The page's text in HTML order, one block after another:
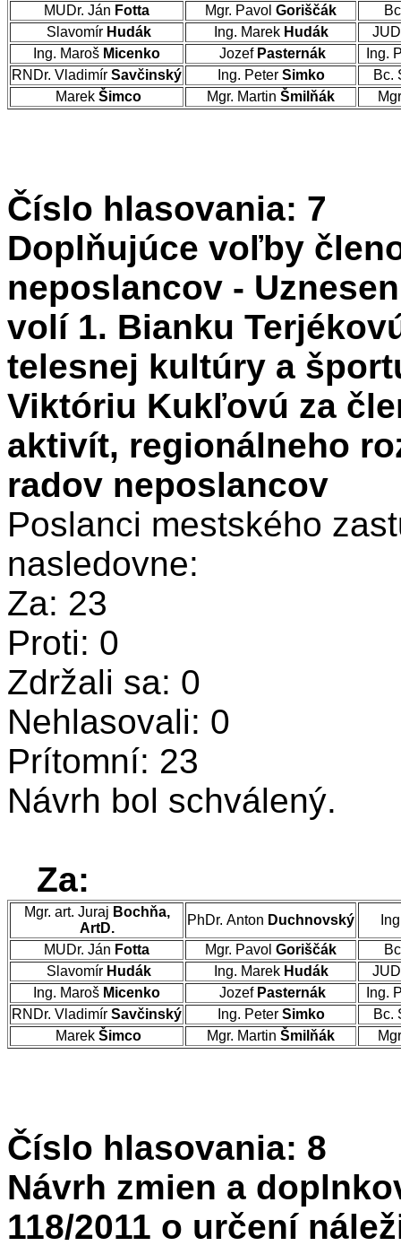
MUDr. Ján Fotta Mgr. Pavol Goriščák
Slavomír Hudák Ing. Marek Hudák
Ing. Maroš Micenko Jozef Pasternák
Ing.
RNDr. Vladimír Savčinský Ing. Peter Simko
Bc.
Marek Šimco Mgr. Martin Šmilňák
Číslo hlasovania: 7
Doplňujúce voľby
neposlancov -
volí 1. Bianku
telesnej kultúry a
Viktóriu Kukľovú za
aktivít, regionálneho
radov neposlancov
Poslanci mestského
nasledovne:
Za: 23
Proti: 0
Zdržali sa: 0
Nehlasovali: 0
Prítomní: 23
Návrh bol schválený.
Za:
Mgr. art. Juraj Bochňa,
ArtD.
PhDr. Anton Duchnovský
MUDr. Ján Fotta Mgr. Pavol Goriščák
Slavomír Hudák Ing. Marek Hudák
Ing. Maroš Micenko Jozef Pasternák
Ing.
RNDr. Vladimír Savčinský Ing. Peter Simko
Bc.
Marek Šimco Mgr. Martin Šmilňák
Číslo hlasovania: 8
Návrh zmien a
118/2011 o určení